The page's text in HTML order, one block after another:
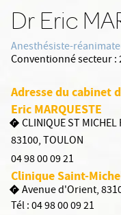
Dr Eric
Anesthésiste-
Conventionné secteur :
Adresse du cabinet
Eric MARQUESTE
CLINIQUE ST MICHEL
83100,TOULON
04 98 00 09 21
Clinique Saint-
Avenue d'Orient,
Tél :04 98 00 09 21